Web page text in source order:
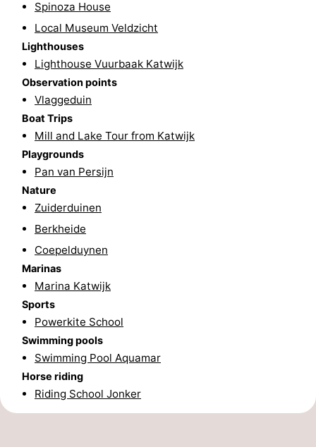
The
Hague
Rotterdam
Rockanje
Weather
Contact
Spinoza House
Local Museum Veldzicht
Lighthouses
Lighthouse Vuurbaak Katwijk
Observation points
Vlaggeduin
Boat Trips
Mill and Lake Tour from Katwijk
Playgrounds
Pan van Persijn
Nature
Zuiderduinen
Berkheide
Coepelduynen
Marinas
Marina Katwijk
Sports
Powerkite School
Swimming pools
Swimming Pool Aquamar
Horse riding
Riding School Jonker